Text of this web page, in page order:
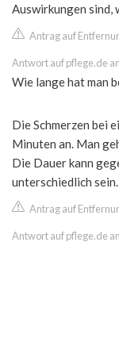
Auswirkungen
Antrag auf
Antwort auf pflege.de an
Wie lange hat man
Die Schmerzen bei
Minuten an. Man
Die Dauer kann
unterschiedlich sein.
Antrag auf
Antwort auf pflege.de an